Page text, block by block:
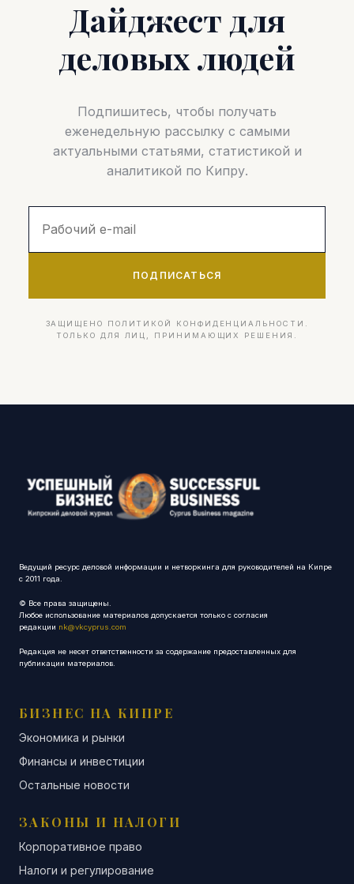
Дайджест для
деловых людей
Подпишитесь, чтобы получать
еженедельную рассылку с самыми
актуальными статьями, статистикой и
аналитикой по Кипру.
ПОДПИСАТЬСЯ
ЗАЩИЩЕНО ПОЛИТИКОЙ КОНФИДЕНЦИАЛЬНОСТИ.
ТОЛЬКО ДЛЯ ЛИЦ, ПРИНИМАЮЩИХ РЕШЕНИЯ.
Ведущий ресурс деловой информации и нетворкинга для руководителей на Кипре
с 2011 года.
© Все права защищены.
Любое использование материалов допускается только с согласия
редакции nk@vkcyprus.com
Редакция не несет ответственности за содержание предоставленных для
публикации материалов.
БИЗНЕС НА КИПРЕ
Экономика и рынки
Финансы и инвестиции
Остальные новости
ЗАКОНЫ И НАЛОГИ
Корпоративное право
Налоги и регулирование